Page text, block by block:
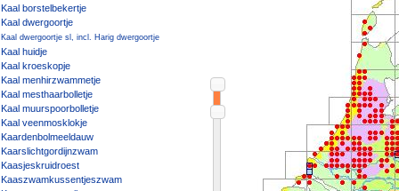
Kaal borstelbekertje
Kaal dwergoortje
Kaal dwergoortje sl, incl. Harig dwergoortje
Kaal huidje
Kaal kroeskopje
Kaal menhirzwammetje
Kaal mesthaarbolletje
Kaal muurspoorbolletje
Kaal veenmosklokje
Kaardenbolmeeldauw
Kaarslichtgordijnzwam
Kaasjeskruidroest
Kaaszwamkussentjeszwam